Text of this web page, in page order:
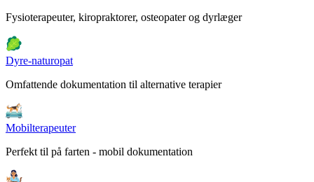
Fysioterapeuter, kiropraktorer, osteopater og dyrlæger
Dyre-naturopat
Omfattende dokumentation til alternative terapier
Mobilterapeuter
Perfekt til på farten - mobil dokumentation